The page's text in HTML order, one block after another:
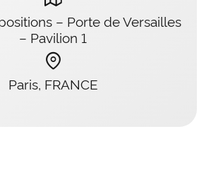
– Porte de Versailles
– Pavilion 1
Paris, FRANCE